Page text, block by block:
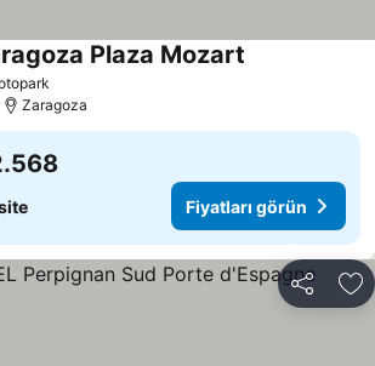
Plaza Mozart
Zaragoza
Fiyatları görün
Paylaş